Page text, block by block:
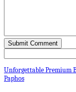
Unforgettable Premium
Paphos